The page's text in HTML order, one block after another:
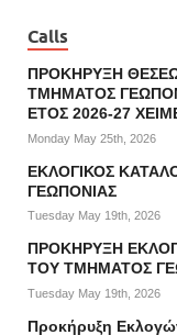
Calls
ΠΡΟΚΗΡΥΞΗ
ΤΜΗΜΑΤΟΣ
ΕΤΟΣ 2026-27
Monday May 25th, 2026
ΕΚΛΟΓΙΚΟΣ
ΓΕΩΠΟΝΙΑΣ
Tuesday May 19th, 2026
ΠΡΟΚΗΡΥΞΗ
ΤΟΥ ΤΜΗΜΑΤΟΣ
Tuesday May 19th, 2026
Προκήρυξη